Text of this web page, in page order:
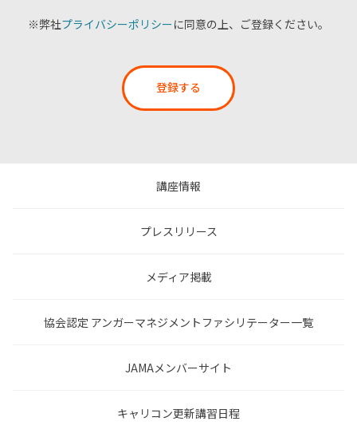
※弊社プライバシーポリシーに同意の上、ご登録ください。
登録する
講座情報
プレスリリース
メディア掲載
協会認定 アンガーマネジメントファシリテーター一覧
JAMAメンバーサイト
キャリコン更新講習日程